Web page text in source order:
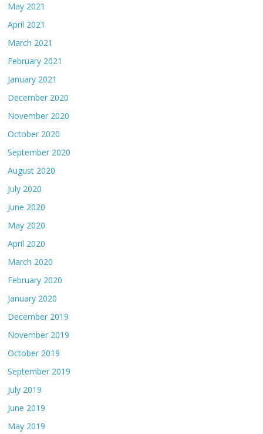
May 2021
April 2021
March 2021
February 2021
January 2021
December 2020
November 2020
October 2020
September 2020
August 2020
July 2020
June 2020
May 2020
April 2020
March 2020
February 2020
January 2020
December 2019
November 2019
October 2019
September 2019
July 2019
June 2019
May 2019